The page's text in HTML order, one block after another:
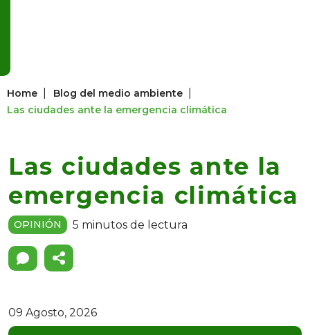
Home Blog del medio ambiente
Las ciudades ante la emergencia climática
Las ciudades ante la
emergencia climática
OPINIÓN 5 minutos de lectura
09 Agosto, 2026